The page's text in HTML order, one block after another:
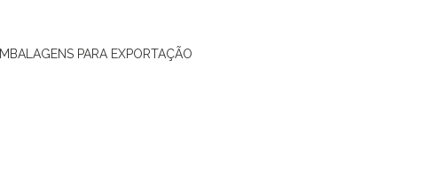
PARA EXPORTAÇÃO